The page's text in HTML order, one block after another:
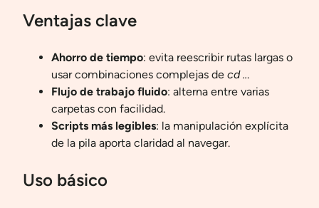
Ventajas clave
Ahorro de tiempo: evita reescribir rutas largas o
usar combinaciones complejas de cd ...
Flujo de trabajo fluido: alterna entre varias
carpetas con facilidad.
Scripts más legibles: la manipulación explícita
de la pila aporta claridad al navegar.
Uso básico